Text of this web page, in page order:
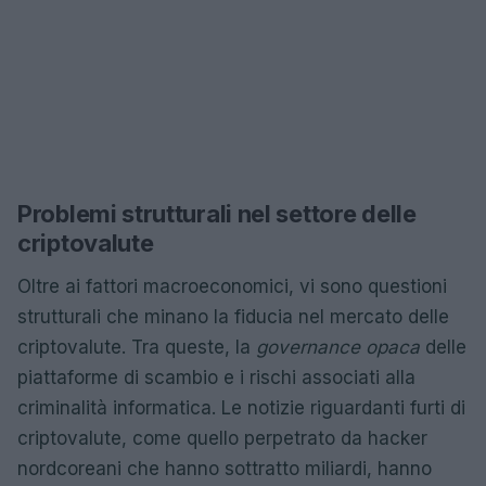
Problemi strutturali nel settore delle
criptovalute
Oltre ai fattori macroeconomici, vi sono questioni
strutturali che minano la fiducia nel mercato delle
criptovalute. Tra queste, la governance opaca delle
piattaforme di scambio e i rischi associati alla
criminalità informatica. Le notizie riguardanti furti di
criptovalute, come quello perpetrato da hacker
nordcoreani che hanno sottratto miliardi, hanno